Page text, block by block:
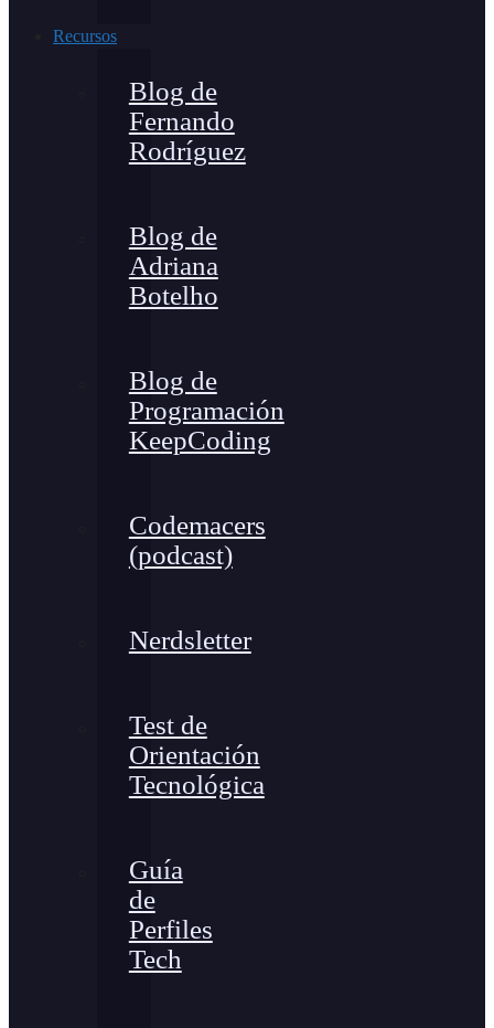
Recursos
Blog de
Fernando
Rodríguez
Blog de
Adriana
Botelho
Blog de
Programación
KeepCoding
Codemacers
(podcast)
Nerdsletter
Test de
Orientación
Tecnológica
Guía
de
Perfiles
Tech